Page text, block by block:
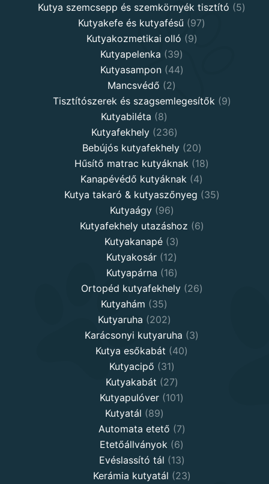
products
Kutya szemcsepp és szemkörnyék tisztító 55
Kutyakefe és kutyafésű 9797
Kutyakozmetikai olló 99
Kutyapelenka 3939
products
Kutyasampon 4444
Mancsvédő 22
products
Tisztítószerek és szagsemlegesítők 99
Kutyabiléta 88
products
Kutyafekhely 236236
products
Bebújós kutyafekhely 2020
products
Hűsítő matrac kutyáknak 1818
Kanapévédő kutyáknak 44
products
Kutya takaró & kutyaszőnyeg 3535
Kutyaágy 9696
products
Kutyafekhely utazáshoz 66
Kutyakanapé 33
products
Kutyakosár 1212
products
Kutyapárna 1616
products
Ortopéd kutyafekhely 2626
Kutyahám 3535
products
Kutyaruha 202202
products
Karácsonyi kutyaruha 33
Kutya esőkabát 4040
Kutyacipő 3131
products
Kutyakabát 2727
products
Kutyapulóver 101101
Kutyatál 8989
products
Automata etető 77
products
Etetőállványok 66
products
Evéslassító tál 1313
products
Kerámia kutyatál 2323